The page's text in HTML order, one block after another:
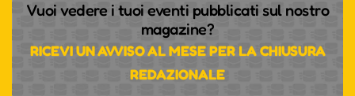
Vuoi vedere i tuoi eventi pubblicati sul nostro
magazine?
RICEVI UN AVVISO AL MESE PER LA CHIUSURA
REDAZIONALE